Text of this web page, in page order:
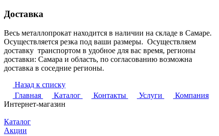
Доставка
Весь металлопрокат находится в наличии на складе в Самаре.
Осуществляется резка под ваши размеры. Осуществляем
доставку транспортом в удобное для вас время, регионы
доставки: Самара и область, по согласованию возможна
доставка в соседние регионы.
Назад к списку
Главная
Каталог Контакты Услуги
Компания
Интернет-магазин
Каталог
Акции